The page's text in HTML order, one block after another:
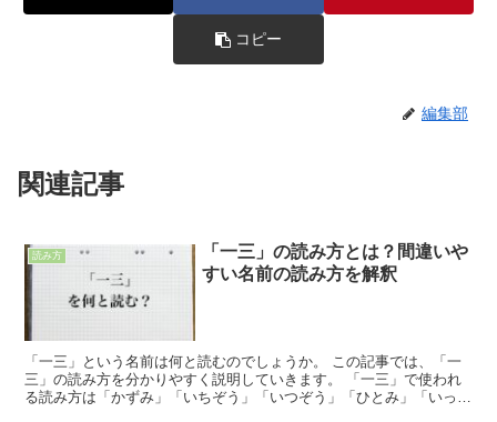
コピー
編集部
関連記事
読み方
「一三」の読み方とは？間違いや
すい名前の読み方を解釈
「一三」という名前は何と読むのでしょうか。 この記事では、「一
三」の読み方を分かりやすく説明していきます。 「一三」で使われ
る読み方は「かずみ」「いちぞう」「いつぞう」「ひとみ」「いっ